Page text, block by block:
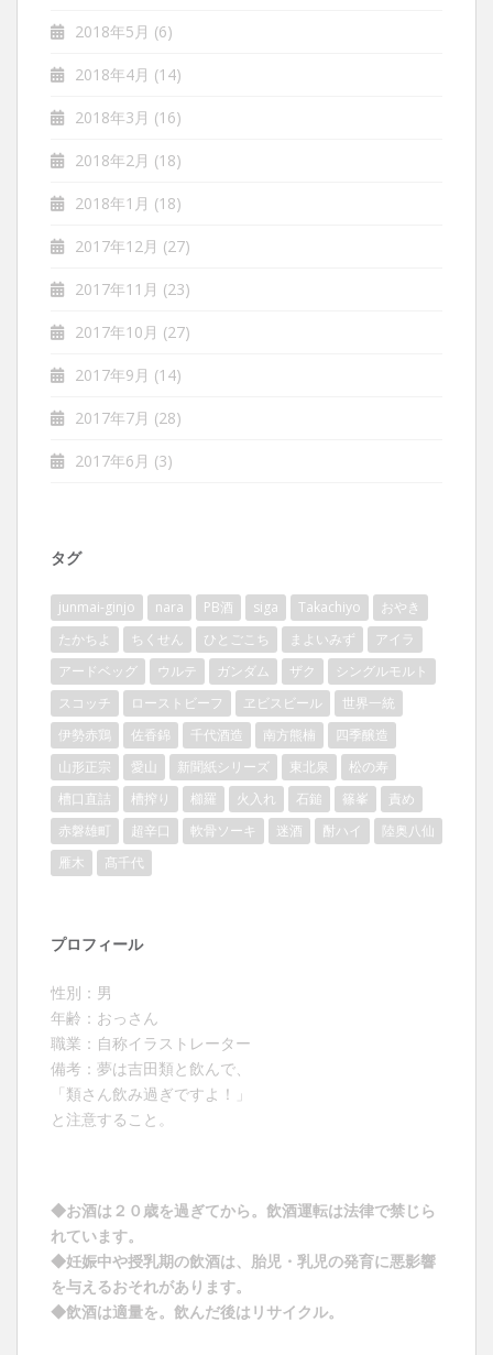
2018年5月 (6)
2018年4月 (14)
2018年3月 (16)
2018年2月 (18)
2018年1月 (18)
2017年12月 (27)
2017年11月 (23)
2017年10月 (27)
2017年9月 (14)
2017年7月 (28)
2017年6月 (3)
タグ
junmai-ginjo nara PB酒 siga Takachiyo
おやき
たかちよ
ちくせん ひとごこち まよいみず
アイラ
アードベッグ
ウルテ ガンダム ザク
シングルモルト
スコッチ
ローストビーフ ヱビスビール
世界一統
伊勢赤鶏
佐香錦 千代酒造 南方熊楠
四季醸造
山形正宗
愛山 新聞紙シリーズ 東北泉
松の寿
槽口直詰
槽搾り 櫛羅 火入れ 石鎚 篠峯
責め
赤磐雄町
超辛口 軟骨ソーキ 迷酒 酎ハイ
陸奥八仙
雁木
髙千代
プロフィール
性別：男
年齢：おっさん
職業：自称イラストレーター
備考：夢は吉田類と飲んで、
「類さん飲み過ぎですよ！」
と注意すること。
◆お酒は２０歳を過ぎてから。飲酒運転は法律で禁じら
れています。
◆妊娠中や授乳期の飲酒は、胎児・乳児の発育に悪影響
を与えるおそれがあります。
◆飲酒は適量を。飲んだ後はリサイクル。